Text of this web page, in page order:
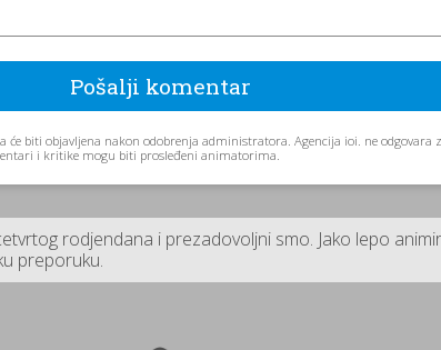
biti objavljena nakon odobrenja administratora. Agencija ioi. ne
i kritike mogu biti prosleđeni animatorima.
rodjendana i prezadovoljni smo. Jako lepo
preporuku.